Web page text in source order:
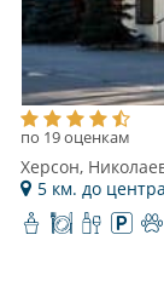
по 19 оценкам
Херсон,
5 км. до